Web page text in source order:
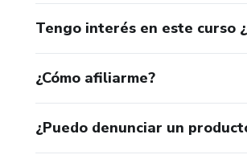
Tengo interés en este curso
¿Cómo afiliarme?
¿Puedo denunciar un